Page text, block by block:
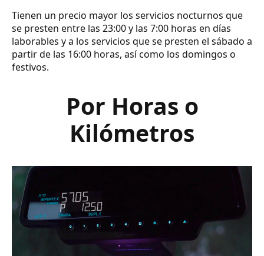
Tienen un precio mayor los servicios nocturnos que
se presten entre las 23:00 y las 7:00 horas en días
laborables y a los servicios que se presten el sábado a
partir de las 16:00 horas, así como los domingos o
festivos.
Por Horas o
Kilómetros